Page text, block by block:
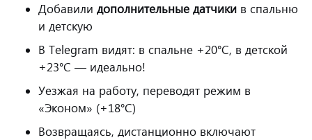
Добавили дополнительные датчики в спальню
и детскую
В Telegram видят: в спальне +20°C, в детской
+23°C — идеально!
Уезжая на работу, переводят режим в
«Эконом» (+18°C)
Возвращаясь, дистанционно включают